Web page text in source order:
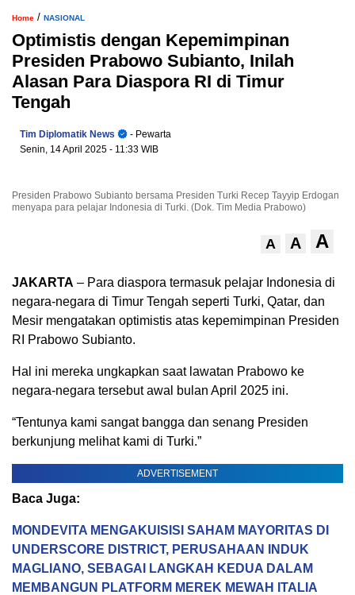
Home / NASIONAL
Optimistis dengan Kepemimpinan
Presiden Prabowo Subianto, Inilah
Alasan Para Diaspora RI di Timur
Tengah
Tim Diplomatik News
- Pewarta
Senin, 14 April 2025 - 11:33 WIB
Presiden Prabowo Subianto bersama Presiden Turki Recep Tayyip Erdogan
menyapa para pelajar Indonesia di Turki. (Dok. Tim Media Prabowo)
A A A
JAKARTA – Para diaspora termasuk pelajar Indonesia di
negara-negara di Timur Tengah seperti Turki, Qatar, dan
Mesir mengatakan optimistis atas kepemimpinan Presiden
RI Prabowo Subianto.
Hal ini mereka ungkapkan saat lawatan Prabowo ke
negara-negara tersebut awal bulan April 2025 ini.
“Tentunya kami sangat bangga dan senang Presiden
berkunjung melihat kami di Turki.”
ADVERTISEMENT
Baca Juga:
MONDEVITA MENGAKUISISI SAHAM MAYORITAS DI
UNDERSCORE DISTRICT, PERUSAHAAN INDUK
MAGLIANO, SEBAGAI LANGKAH KEDUA DALAM
MEMBANGUN PLATFORM MEREK MEWAH ITALIA